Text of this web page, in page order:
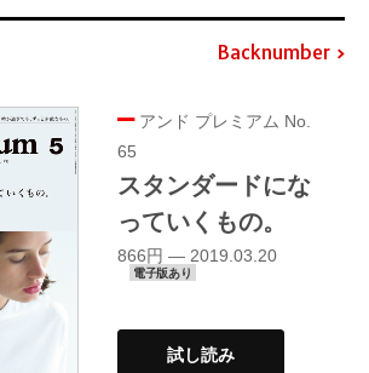
Backnumber
アンド プレミアム No.
65
スタンダードにな
っていくもの。
866円 — 2019.03.20
電子版あり
試し読み